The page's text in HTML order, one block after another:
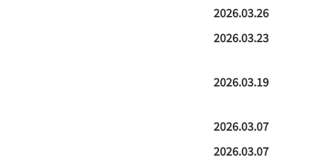
2026.03.26
2026.03.23
2026.03.19
2026.03.07
2026.03.07